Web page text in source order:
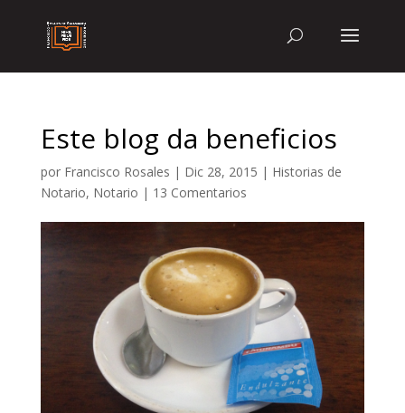
Este blog da beneficios
por Francisco Rosales | Dic 28, 2015 | Historias de
Notario, Notario | 13 Comentarios